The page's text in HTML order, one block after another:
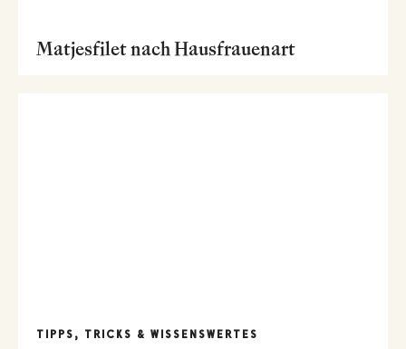
Matjesfilet nach Hausfrauenart
TIPPS, TRICKS & WISSENSWERTES